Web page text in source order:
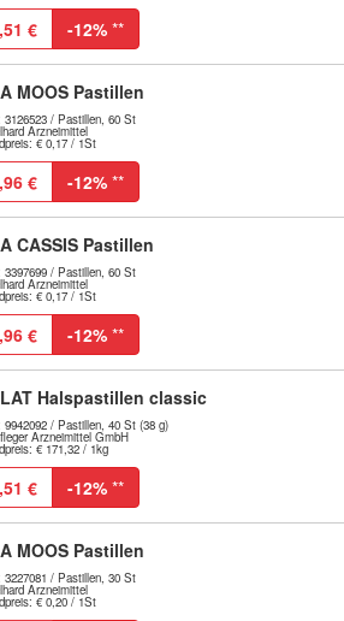
€ -12% **
MOOS Pastillen
3126523 / Pastillen, 60 St
Arzneimittel
€ 0,17 / 1St
€ -12% **
CASSIS Pastillen
3397699 / Pastillen, 60 St
Arzneimittel
€ 0,17 / 1St
€ -12% **
Halspastillen classic
9942092 / Pastillen, 40 St (38 g)
Arzneimittel GmbH
€ 171,32 / 1kg
€ -12% **
MOOS Pastillen
3227081 / Pastillen, 30 St
Arzneimittel
€ 0,20 / 1St